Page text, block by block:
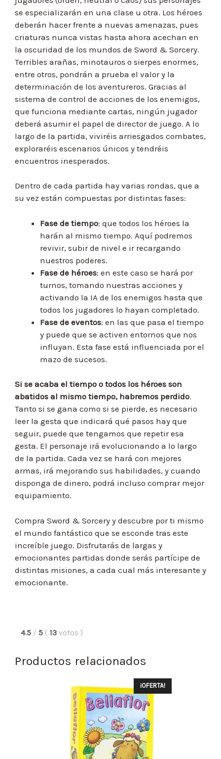
se especializarán en una clase u otra. Los héroes
deberán hacer frente a nuevas amenazas, pues
criaturas nunca vistas hasta ahora acechan en
la oscuridad de los mundos de Sword & Sorcery.
Terribles arañas, minotauros o sierpes enormes,
entre otros, pondrán a prueba el valor y la
determinación de los aventureros. Gracias al
sistema de control de acciones de los enemigos,
que funciona mediante cartas, ningún jugador
deberá asumir el papel de director de juego. A lo
largo de la partida, viviréis arriesgados combates,
exploraréis escenarios únicos y tendréis
encuentros inesperados.
Dentro de cada partida hay varias rondas, que a
su vez están compuestas por distintas fases:
Fase de tiempo: que todos los héroes la
harán al mismo tiempo. Aquí podremos
revivir, subir de nivel e ir recargando
nuestros poderes.
Fase de héroes: en este caso se hará por
turnos, tomando nuestras acciones y
activando la IA de los enemigos hasta que
todos los jugadores lo hayan completado.
Fase de eventos: en las que pasa el tiempo
y puede que se activen entornos que nos
influyan. Esta fase está influenciada por el
mazo de sucesos.
Si se acaba el tiempo o todos los héroes son
abatidos al mismo tiempo, habremos perdido.
Tanto si se gana como si se pierde, es necesario
leer la gesta que indicará qué pasos hay que
seguir, puede que tengamos que repetir esa
gesta. El personaje irá evolucionando a lo largo
de la partida. Cada vez se hará con mejores
armas, irá mejorando sus habilidades, y cuando
disponga de dinero, podrá incluso comprar mejor
equipamiento.
Compra Sword & Sorcery y descubre por ti mismo
el mundo fantástico que se esconde tras este
increíble juego. Disfrutarás de largas y
emocionantes partidas donde serás partícipe de
distintas misiones, a cada cual más interesante y
emocionante.
4.5 / 5 ( 13 votos )
Productos relacionados
¡OFERTA!